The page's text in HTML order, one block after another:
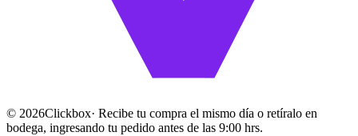
© 2026Clickbox· Recibe tu compra el mismo día o retíralo en
bodega, ingresando tu pedido antes de las 9:00 hrs.